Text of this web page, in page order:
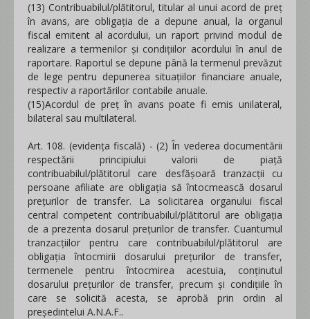
(13) Contribuabilul/plătitorul, titular al unui acord de preţ
în avans, are obligaţia de a depune anual, la organul
fiscal emitent al acordului, un raport privind modul de
realizare a termenilor şi condiţiilor acordului în anul de
raportare. Raportul se depune până la termenul prevăzut
de lege pentru depunerea situaţiilor financiare anuale,
respectiv a raportărilor contabile anuale.
(15)Acordul de preţ în avans poate fi emis unilateral,
bilateral sau multilateral.
Art. 108. (evidența fiscală) - (2) În vederea documentării
respectării principiului valorii de piață
contribuabilul/plătitorul care desfăşoară tranzacţii cu
persoane afiliate are obligaţia să întocmească dosarul
preţurilor de transfer. La solicitarea organului fiscal
central competent contribuabilul/plătitorul are obligaţia
de a prezenta dosarul preţurilor de transfer. Cuantumul
tranzacţiilor pentru care contribuabilul/plătitorul are
obligaţia întocmirii dosarului preţurilor de transfer,
termenele pentru întocmirea acestuia, conţinutul
dosarului preţurilor de transfer, precum şi condiţiile în
care se solicită acesta, se aprobă prin ordin al
preşedintelui A.N.A.F..